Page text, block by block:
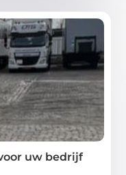
uw bedrijf